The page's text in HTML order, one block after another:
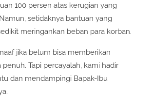
100 persen atas kerugian yang
setidaknya bantuan yang
meringankan beban para korban.
jika belum bisa memberikan
penuh. Tapi percayalah, kami hadir
dan mendampingi Bapak-Ibu